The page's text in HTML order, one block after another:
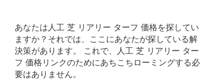
あなたは人工 芝 リアリー ターフ 価格を探してい
ますか？それでは、ここにあなたが探している解
決策があります。 これで、人工 芝 リアリー ター
フ 価格リンクのためにあちこちローミングする必
要はありません。